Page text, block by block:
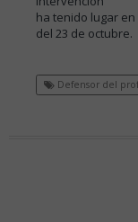
ha tenido lugar en
del 23 de octubre.
Defensor del